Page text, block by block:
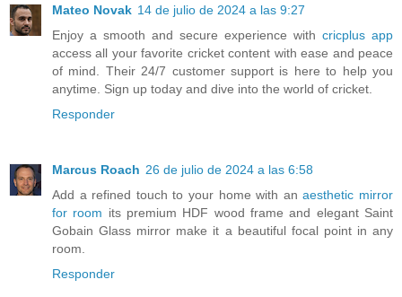
Mateo Novak 14 de julio de 2024 a las 9:27
Enjoy a smooth and secure experience with cricplus app
access all your favorite cricket content with ease and peace
of mind. Their 24/7 customer support is here to help you
anytime. Sign up today and dive into the world of cricket.
Responder
Marcus Roach 26 de julio de 2024 a las 6:58
Add a refined touch to your home with anaesthetic mirror
for room its premium HDF wood frame and elegant Saint
Gobain Glass mirror make it a beautiful focal point in any
room.
Responder